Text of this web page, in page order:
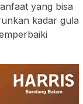
yang bisa
kadar gula